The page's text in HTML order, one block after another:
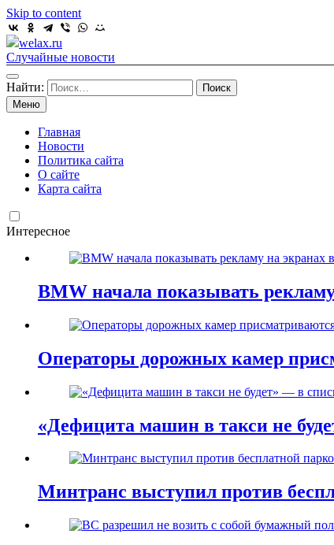
Skip to content
welax.ru
Случайные новости
Найти:
Меню
Главная
Новости
Политика сайта
О сайте
Карта сайта
Интересное
BMW начала показывать
Операторы дорожных камер
«Дефицита машин в такси не
Минтранс выступил против